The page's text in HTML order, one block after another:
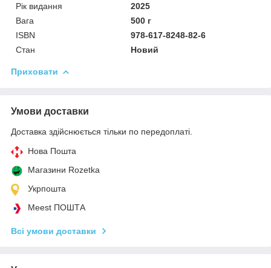
Рік видання
2025
Вага
500 г
ISBN
978-617-8248-82-6
Стан
Новий
Приховати
Умови доставки
Доставка здійснюється тільки по передоплаті.
Нова Пошта
Магазини Rozetka
Укрпошта
Meest ПОШТА
Всі умови доставки